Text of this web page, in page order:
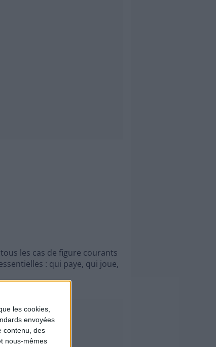
les cookies,
envoyées
contenu, des
nous-mêmes
les cas de figure courants
: qui paye, qui joue,